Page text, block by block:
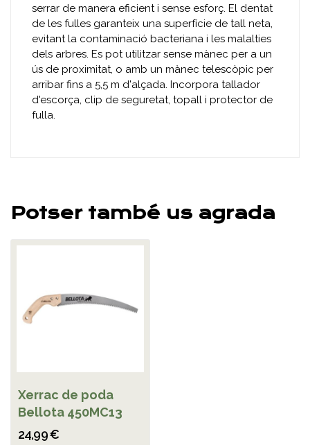
serrar de manera eficient i sense esforç. El dentat
de les fulles garanteix una superfície de tall neta,
evitant la contaminació bacteriana i les malalties
dels arbres. Es pot utilitzar sense mànec per a un
ús de proximitat, o amb un mànec telescòpic per
arribar fins a 5,5 m d'alçada. Incorpora tallador
d'escorça, clip de seguretat, topall i protector de
fulla.
Potser també us agrada
Xerrac de poda
Bellota 450MC13
24,99 €